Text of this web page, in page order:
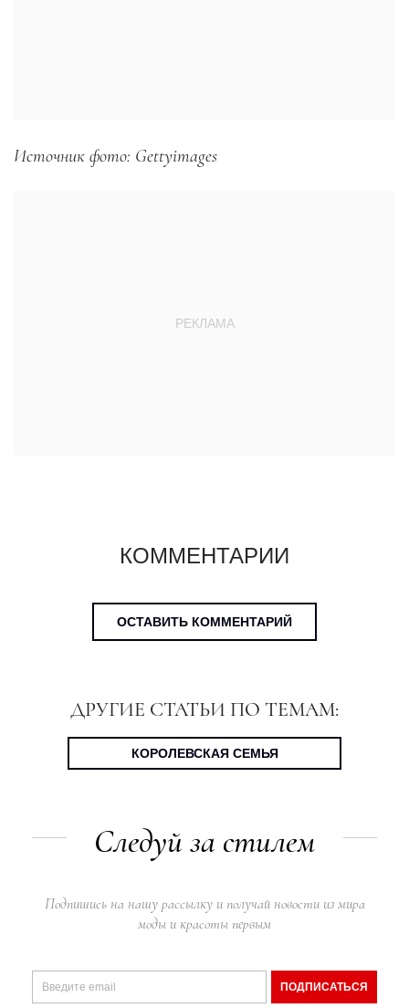
Источник фото: Gettyimages
КОММЕНТАРИИ
ОСТАВИТЬ КОММЕНТАРИЙ
ДРУГИЕ СТАТЬИ ПО ТЕМАМ:
КОРОЛЕВСКАЯ СЕМЬЯ
Следуй за стилем
Подпишись на нашу рассылку и получай новости из мира
моды и красоты первым
ПОДПИСАТЬСЯ